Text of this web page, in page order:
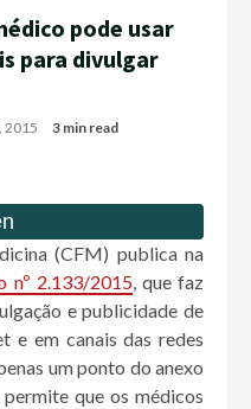
pode usar
para divulgar
2015 3 min read
(CFM) publica na
nº 2.133/2015, que faz
e publicidade de
e em canais das redes
um ponto do anexo
que os médicos